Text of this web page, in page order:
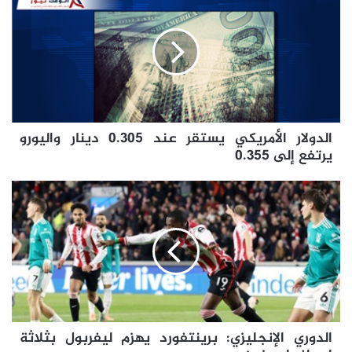
إلى
0.355
الدولار الأمريكي يستقر عند 0.305 دينار واليورو
يرتفع إلى 0.355
الدوري
الإنجليزي:
برينتفورد
يهزم
ليفربول
بثلاثة
اهداف
لهدفين
الدوري الإنجليزي: برينتفورد يهزم ليفربول بثلاثة